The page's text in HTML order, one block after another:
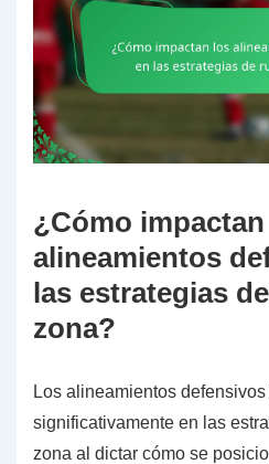
¿Cómo
alineamientos
las estrategias
zona?
Los alineamientos
significativamente en las
zona al dictar cómo se